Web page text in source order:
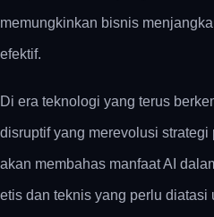
memungkinkan bisnis
efektif.
Di era teknologi yang terus
disruptif yang merevolusi
akan membahas manfaat AI
etis dan teknis yang perlu diatasi